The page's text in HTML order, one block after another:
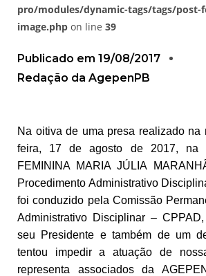
pro/modules/dynamic-tags/tags/post-
image.php on line 39
Publicado em 19/08/2017
Redação da AgepenPB
Na oitiva de uma presa realizado na
feira, 17 de agosto de 2017, na
FEMININA MARIA JÚLIA
Procedimento Administrativo
foi conduzido pela Comissão
Administrativo Disciplinar –
seu Presidente e também de um
tentou impedir a atuação de
representa associados da